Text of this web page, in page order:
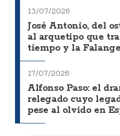
13/07/2026
José Antonio, del
al arquetipo que
tiempo y la Falange
17/07/2026
Alfonso Paso: el
relegado cuyo
pese al olvido en